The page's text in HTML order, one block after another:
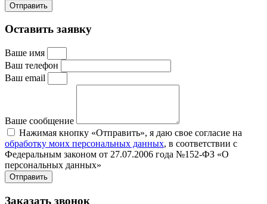
Отправить
Оставить заявку
Ваше имя
Ваш телефон
Ваш email
Ваше сообщение
Нажимая кнопку «Отправить», я даю свое согласие на
обработку моих персональных данных, в соответствии с
Федеральным законом от 27.07.2006 года №152-ФЗ «О
персональных данных»
Отправить
Заказать звонок